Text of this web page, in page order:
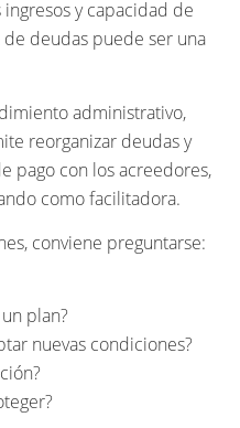
y capacidad de
deudas puede ser una
administrativo,
reorganizar deudas y
pago con los acreedores,
como facilitadora.
conviene preguntarse:
plan?
nuevas condiciones?